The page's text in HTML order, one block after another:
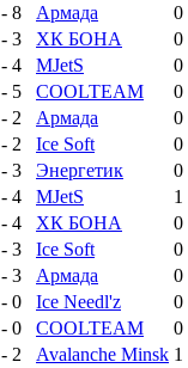
- 8 Армада 0
- 3 ХК БОНА 0
- 4 MJetS 0
- 5 COOLTEAM 0
- 2 Армада 0
- 2 Ice Soft 0
- 3 Энергетик 0
- 4 MJetS 1
- 4 ХК БОНА 0
- 3 Ice Soft 0
- 3 Армада 0
- 0 Ice Needl'z 0
- 0 COOLTEAM 0
- 2 Avalanche Minsk 1